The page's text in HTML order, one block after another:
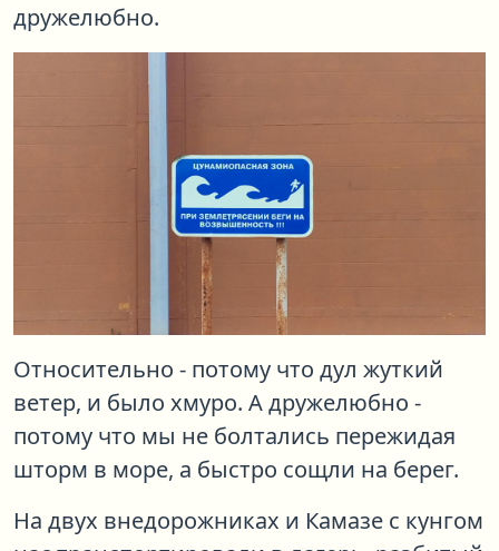
дружелюбно.
Относительно - потому что дул жуткий
ветер, и было хмуро. А дружелюбно -
потому что мы не болтались пережидая
шторм в море, а быстро сощли на берег.
На двух внедорожниках и Камазе с кунгом